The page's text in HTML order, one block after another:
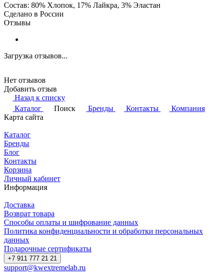
Состав: 80% Хлопок, 17% Лайкра, 3% Эластан
Сделано в России
Отзывы
Загрузка отзывов...
Нет отзывов
Добавить отзыв
Назад к списку
Каталог
Поиск Бренды Контакты
Компания
Карта сайта
Каталог
Бренды
Блог
Контакты
Корзина
Личный кабинет
Информация
Доставка
Возврат товара
Способы оплаты и шифрование данных
Политика конфиденциальности и обработки персональных
данных
Подарочные сертификаты
+7 911 777 21 21
support@kwextremelab.ru